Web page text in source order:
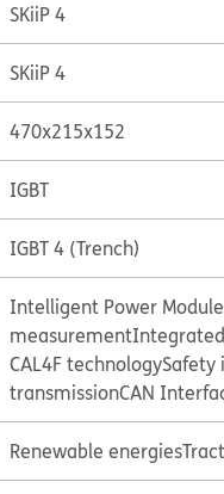
SKiiP 4
SKiiP 4
470x215x152
IGBT
IGBT 4 (Trench)
Intelligent Power Module
measurement
CAL4F technologySafety
transmissionCAN
Renewable energies